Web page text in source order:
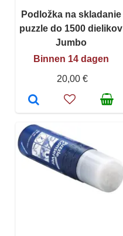
Podložka na skladanie
puzzle do 1500 dielikov
Jumbo
Binnen 14 dagen
20,00 €